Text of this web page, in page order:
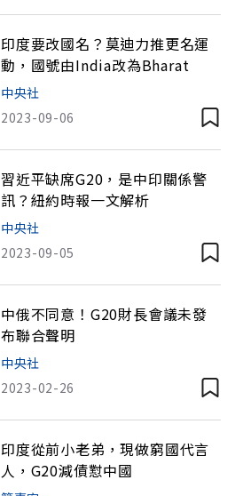
印度要改國名？莫迪力推更名運
動，國號由India改為Bharat
中央社
2023-09-06
習近平缺席G20，是中印關係警
訊？紐約時報一文解析
中央社
2023-09-05
中俄不同意！G20財長會議未發
布聯合聲明
中央社
2023-02-26
印度從前小老弟，現做窮國代言
人，G20減債懟中國